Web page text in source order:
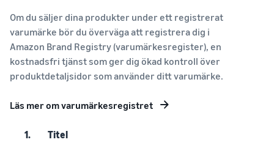
Om du säljer dina produkter under ett registrerat
varumärke bör du överväga att registrera dig i
Amazon Brand Registry (varumärkesregister), en
kostnadsfri tjänst som ger dig ökad kontroll över
produktdetaljsidor som använder ditt varumärke.
Läs mer om varumärkesregistret
1. Titel